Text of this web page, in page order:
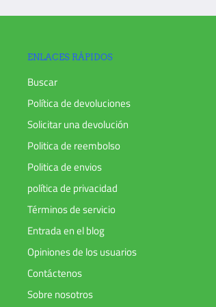
No nos envíe su pedido sin
incluidos los artículos que requieren
Cualquier artículo que no esté en su
ajenos a nuestro error.
Cualquier artículo que se devuelva
Una vez recibida e inspeccionada su
notificarle que hemos recibido su
rechazo de su reembolso.
Si es aprobado, se procesará su
de crédito o método de pago original,
ENLACES RÁPIDOS
Buscar
Política de devoluciones
Solicitar una devolución
Politica de reembolso
Politica de envios
política de privacidad
Términos de servicio
Entrada en el blog
Opiniones de los usuarios
Contáctenos
Sobre nosotros